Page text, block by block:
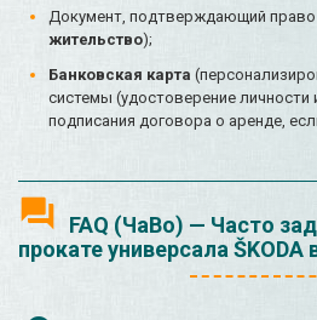
Документ, подтверждающий право
жительство);
Банковская карта
системы (удостоверение личности
подписания договора о аренде,
FAQ (ЧаВо) — Часто
прокате универсала